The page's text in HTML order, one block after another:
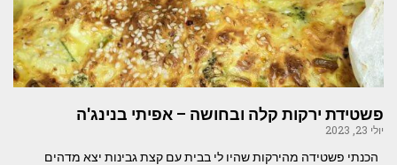
פשטידת ירקות קלה ובחושה – אפיתי בנינג'ה
יולי 23, 2023
הכנתי פשטידה מהירקות שהיו לי בבית עם קצת גבינות יצא מדהים